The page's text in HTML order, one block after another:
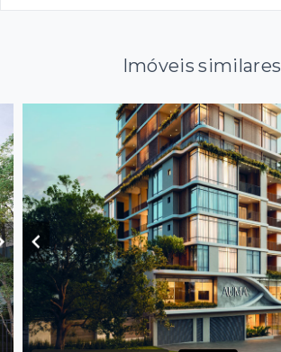
Imóveis similares